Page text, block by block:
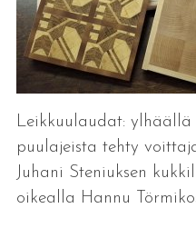
Leikkuulaudat:
puulajeista tehty
Juhani Steniuksen
oikealla Hannu